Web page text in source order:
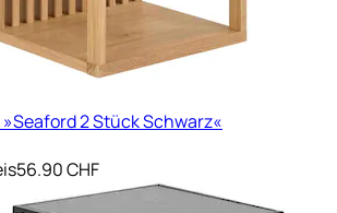
2 Stück Schwarz«
56.90 CHF